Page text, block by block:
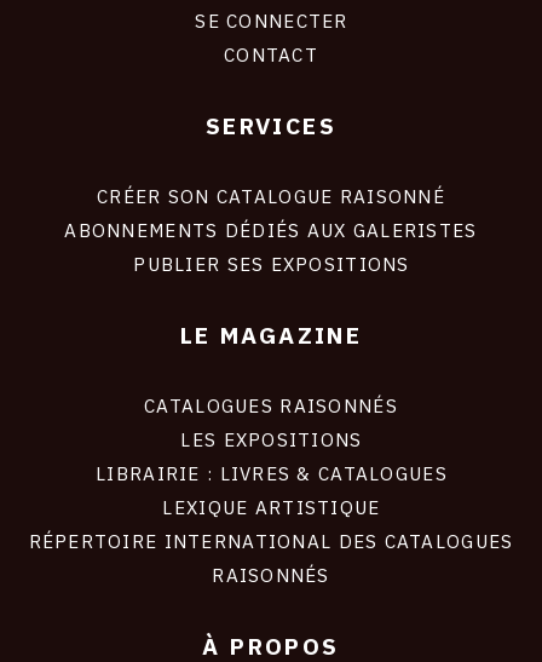
SE CONNECTER
CONTACT
SERVICES
CRÉER SON CATALOGUE RAISONNÉ
ABONNEMENTS DÉDIÉS AUX GALERISTES
PUBLIER SES EXPOSITIONS
LE MAGAZINE
CATALOGUES RAISONNÉS
LES EXPOSITIONS
LIBRAIRIE : LIVRES & CATALOGUES
LEXIQUE ARTISTIQUE
RÉPERTOIRE INTERNATIONAL DES CATALOGUES
RAISONNÉS
À PROPOS